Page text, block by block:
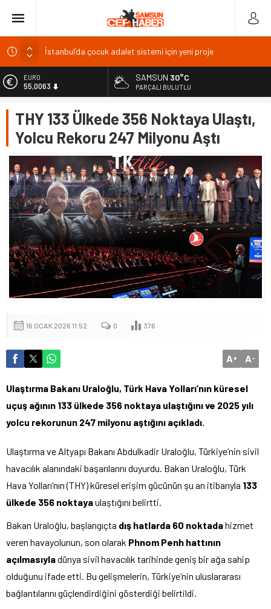
İstanbul’da çocuk adalet sistemi için yeni proje
Uluslararası mezunlara ikamet izni kolaylığı: Süre 2 yıla
çıkabilecek
Spor yorumcusu Bulut’tan Türk futboluna ‘özgüven’ eleştirisi
TÜRKAV Elazığ Şubesi yeni yönetimi hedeflerini açıkladı
EURO
55,0063
6.543,59
BİST
13.798,82
DOLAR
47,7010
SAMSUN 30°C
PARÇALI BULUTLU
THY 133 Ülkede 356 Noktaya Ulaştı,
Yolcu Rekoru 247 Milyonu Aştı
16 OCAK 2026 11:52 0 376
A+ A-
Ulaştırma Bakanı Uraloğlu, Türk Hava Yolları’nın küresel
uçuş ağının 133 ülkede 356 noktaya ulaştığını ve 2025 yılı
yolcu rekorunun 247 milyonu aştığını açıkladı.
Ulaştırma ve Altyapı Bakanı Abdulkadir Uraloğlu, Türkiye’nin sivil
havacılık alanındaki başarılarını duyurdu. Bakan Uraloğlu, Türk
Hava Yolları’nın (THY) küresel erişim gücünün şu an itibarıyla 133
ülkede 356 noktayaulaştığını belirtti.
Bakan Uraloğlu, başlangıçta dış hatlarda 60 noktadahizmet
veren havayolunun, son olarak Phnom Penh hattının
açılmasıyladünya sivil havacılık tarihinde geniş bir ağa sahip
olduğunu ifade etti. Bu gelişmelerin, Türkiye’nin uluslararası
bağlantılarını güçlendirdiğini gösterdiği belirtildi.